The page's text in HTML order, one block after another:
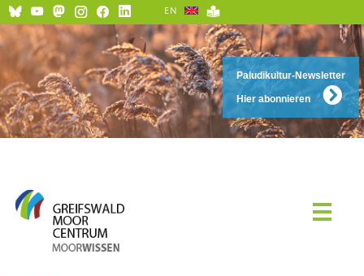
Paludikultur-Newsletter
Hier abonnieren
EN